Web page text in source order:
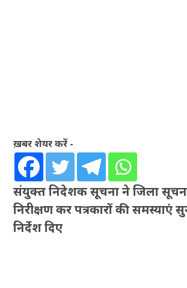
ख़बर शेयर करें -
संयुक्त निदेशक सूचना ने जिला
निरीक्षण कर पत्रकारों की समस्याएं
निर्देश दिए